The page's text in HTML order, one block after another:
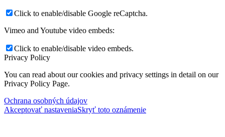
Click to enable/disable Google reCaptcha.
Vimeo and Youtube video embeds:
Click to enable/disable video embeds.
Privacy Policy
You can read about our cookies and privacy settings in detail on our
Privacy Policy Page.
Ochrana osobných údajov
Akceptovať nastaveniaSkryť toto oznámenie